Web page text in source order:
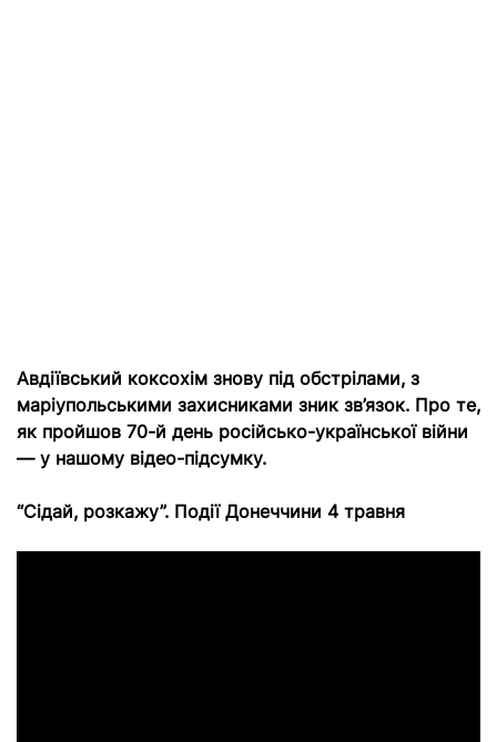
Авдіївський коксохім знову під обстрілами, з
маріупольськими захисниками зник зв’язок. Про те,
як пройшов 70-й день російсько-української війни
— у нашому відео-підсумку.
“Сідай, розкажу”. Події Донеччини 4 травня